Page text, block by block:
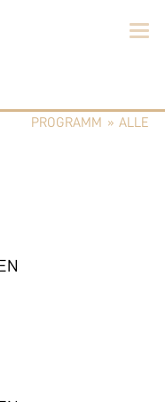
PROGRAMM »ALLE